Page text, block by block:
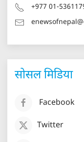
+977 01-
सोसल मिडिया
Facebook
Twitter